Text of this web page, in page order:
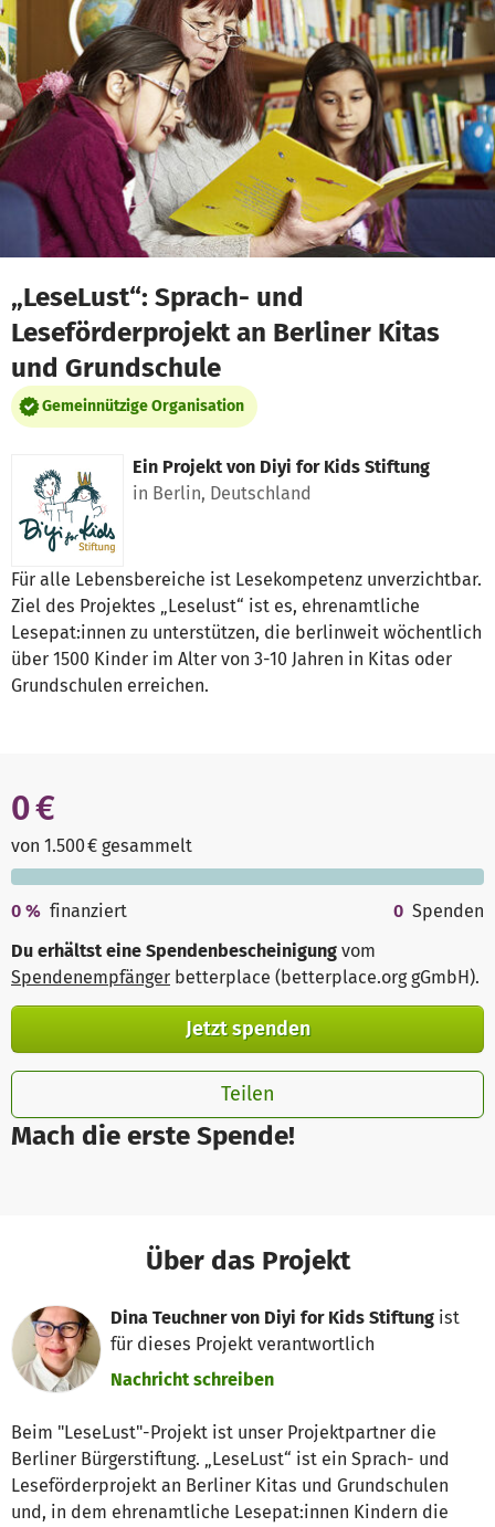
Zum Hauptinhalt springen
Erklärung zur Barrierefreiheit anzeigen
„LeseLust“: Sprach- und
Leseförderprojekt an Berliner Kitas
und Grundschule
Gemeinnützige Organisation
Ein Projekt von Diyi for Kids Stiftung
in Berlin, Deutschland
Für alle Lebensbereiche ist Lesekompetenz unverzichtbar.
Ziel des Projektes „Leselust“ ist es, ehrenamtliche
Lesepat:innen zu unterstützen, die berlinweit wöchentlich
über 1500 Kinder im Alter von 3-10 Jahren in Kitas oder
Grundschulen erreichen.
Mach die erste Spende!
0 €
von 1.500 € gesammelt
0 % finanziert 0 Spenden
Du erhältst eine Spendenbescheinigung vom
Spendenempfänger betterplace (betterplace.org gGmbH).
Jetzt spenden
Teilen
Über das Projekt
Dina Teuchner von Diyi for Kids Stiftung ist
für dieses Projekt verantwortlich
Nachricht schreiben
Beim "LeseLust"-Projekt ist unser Projektpartner die
Berliner Bürgerstiftung. „LeseLust“ ist ein Sprach- und
Leseförderprojekt an Berliner Kitas und Grundschulen
und, in dem ehrenamtliche Lesepat:innen Kindern die